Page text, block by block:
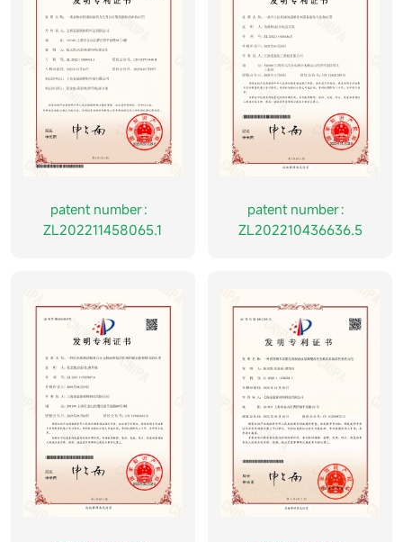
patent number：
ZL202211458065.1
patent number：
ZL202210436636.5